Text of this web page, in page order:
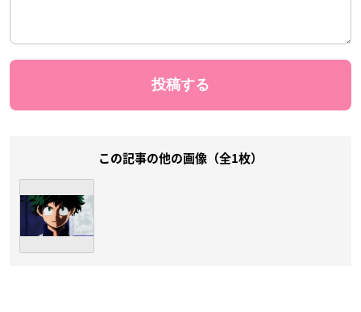
この記事の他の画像（全1枚）